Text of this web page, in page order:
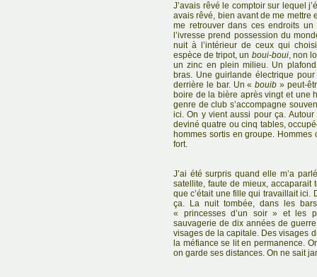
J’avais rêvé le comptoir sur lequel
avais rêvé, bien avant de me mettre
me retrouver dans ces endroits
l’ivresse prend possession du
nuit à l’intérieur de ceux qui
espèce de tripot, un boui-boui, non
un zinc en plein milieu. Un
bras. Une guirlande électrique
derrière le bar. Un «bouib » peut-
boire de la bière après vingt et une
genre de club s’accompagne
ici. On y vient aussi pour ça.
deviné quatre ou cinq tables,
hommes sortis en groupe.
fort.
J’ai été surpris quand elle m’a
satellite, faute de mieux, accaparait
que c’était une fille qui travaillait ici.
ça. La nuit tombée, dans les
« princesses d’un soir » et les
sauvagerie de dix années de
visages de la capitale. Des visages
la méfiance se lit en permanence.
on garde ses distances. On ne sait